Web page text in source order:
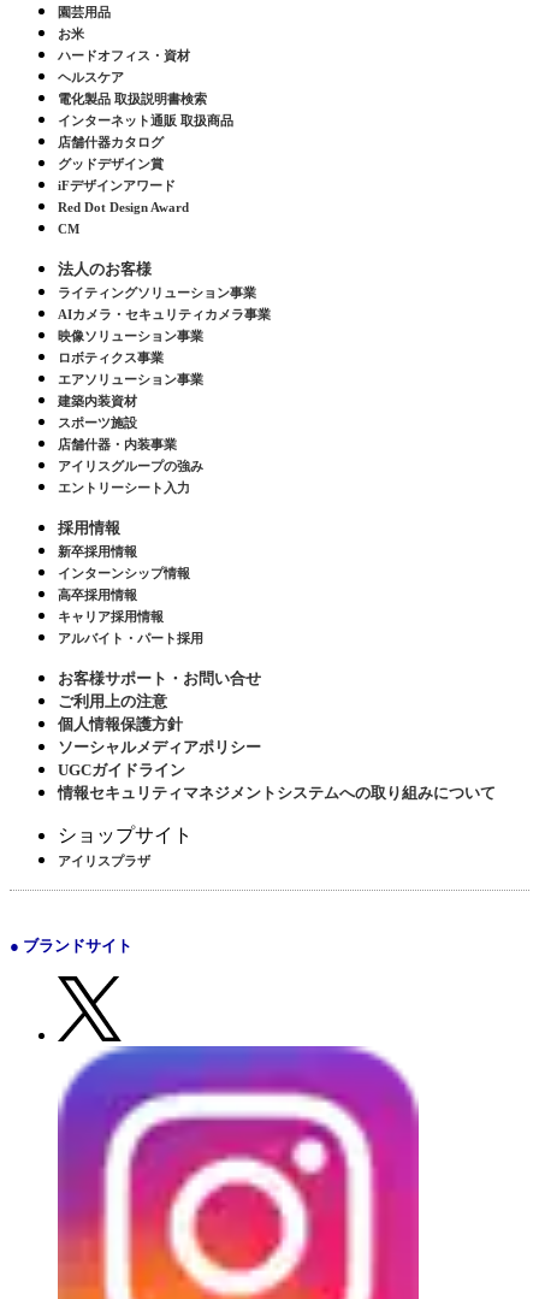
園芸用品
お米
ハードオフィス・資材
ヘルスケア
電化製品 取扱説明書検索
インターネット通販 取扱商品
店舗什器カタログ
グッドデザイン賞
iFデザインアワード
Red Dot Design Award
CM
法人のお客様
ライティングソリューション事業
AIカメラ・セキュリティカメラ事業
映像ソリューション事業
ロボティクス事業
エアソリューション事業
建築内装資材
スポーツ施設
店舗什器・内装事業
アイリスグループの強み
エントリーシート入力
採用情報
新卒採用情報
インターンシップ情報
高卒採用情報
キャリア採用情報
アルバイト・パート採用
お客様サポート・お問い合せ
ご利用上の注意
個人情報保護方針
ソーシャルメディアポリシー
UGCガイドライン
情報セキュリティマネジメントシステムへの取り組みについて
ショップサイト
アイリスプラザ
● ブランドサイト